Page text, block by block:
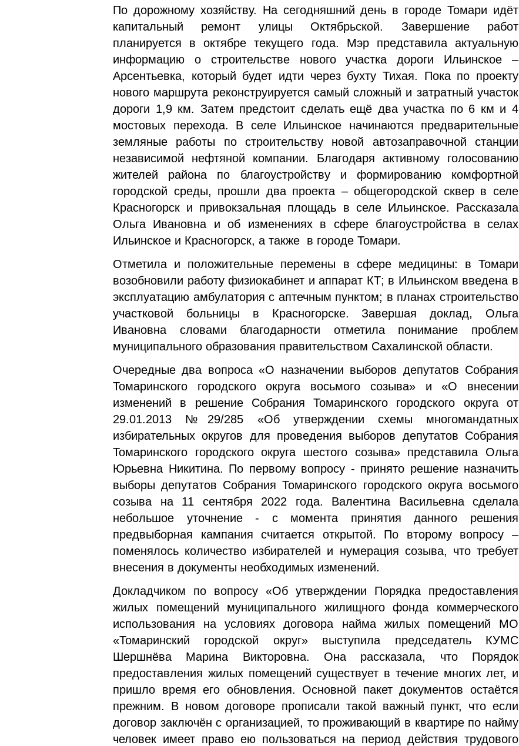
По дорожному хозяйству. На сегодняшний день в городе Томари идёт
капитальный ремонт улицы Октябрьской. Завершение работ
планируется в октябре текущего года. Мэр представила актуальную
информацию о строительстве нового участка дороги Ильинское –
Арсентьевка, который будет идти через бухту Тихая. Пока по проекту
нового маршрута реконструируется самый сложный и затратный участок
дороги 1,9 км. Затем предстоит сделать ещё два участка по 6 км и 4
мостовых перехода. В селе Ильинское начинаются предварительные
земляные работы по строительству новой автозаправочной станции
независимой нефтяной компании. Благодаря активному голосованию
жителей района по благоустройству и формированию комфортной
городской среды, прошли два проекта – общегородской сквер в селе
Красногорск и привокзальная площадь в селе Ильинское. Рассказала
Ольга Ивановна и об изменениях в сфере благоустройства в селах
Ильинское и Красногорск, а также в городе Томари.
Отметила и положительные перемены в сфере медицины: в Томари
возобновили работу физиокабинет и аппарат КТ; в Ильинском введена в
эксплуатацию амбулатория с аптечным пунктом; в планах строительство
участковой больницы в Красногорске. Завершая доклад, Ольга
Ивановна словами благодарности отметила понимание проблем
муниципального образования правительством Сахалинской области.
Очередные два вопроса «О назначении выборов депутатов Собрания
Томаринского городского округа восьмого созыва» и «О внесении
изменений в решение Собрания Томаринского городского округа от
29.01.2013 №29/285 «Об утверждении схемы многомандатных
избирательных округов для проведения выборов депутатов Собрания
Томаринского городского округа шестого созыва» представила Ольга
Юрьевна Никитина. По первому вопросу - принято решение назначить
выборы депутатов Собрания Томаринского городского округа восьмого
созыва на 11 сентября 2022 года. Валентина Васильевна сделала
небольшое уточнение - с момента принятия данного решения
предвыборная кампания считается открытой. По второму вопросу –
поменялось количество избирателей и нумерация созыва, что требует
внесения в документы необходимых изменений.
Докладчиком по вопросу «Об утверждении Порядка предоставления
жилых помещений муниципального жилищного фонда коммерческого
использования на условиях договора найма жилых помещений МО
«Томаринский городской округ» выступила председатель КУМС
Шершнёва Марина Викторовна. Она рассказала, что Порядок
предоставления жилых помещений существует в течение многих лет, и
пришло время его обновления. Основной пакет документов остаётся
прежним. В новом договоре прописали такой важный пункт, что если
договор заключён с организацией, то проживающий в квартире по найму
человек имеет право ею пользоваться на период действия трудового